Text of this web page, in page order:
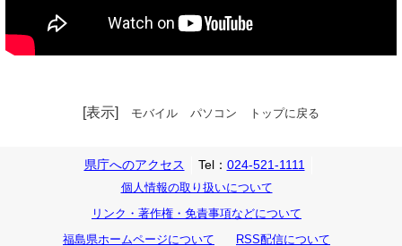
[表示] モバイル パソコン トップに戻る
県庁へのアクセス Tel： 024-521-1111
個人情報の取り扱いについて
リンク・著作権・免責事項などについて
福島県ホームページについて
RSS配信について